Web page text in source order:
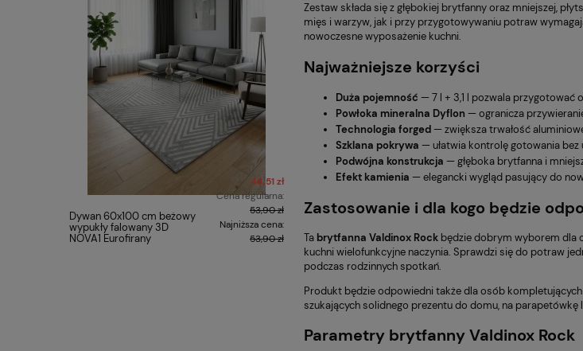
Dywan 60x100 cm beżowy
wypukły falowany 3D
NOVA1 Eurofirany
48,51 zł
Cena regularna:
53,90 zł
Najniższa cena:
53,90 zł
Dywan 80x150 cm srebrny
przecierany ANEMON
Eurofirany
163,71 zł
181,90 zł
181,90 zł
Villa
Zestaw składa się z głębokiej brytfanny oraz mniejszej,
mięs i warzyw, jak i przy przygotowywaniu potraw
nowoczesne wyposażenie kuchni.
Najważniejsze korzyści
Duża pojemność — 7 l + 3,1 l pozwala przygotować
Powłoka mineralna Dyflon — ogranicza
Technologia forged— zwiększa trwałość
Szklana pokrywa — ułatwia kontrolę gotowania bez
Podwójna konstrukcja — głęboka brytfanna i
Efekt kamienia — elegancki wygląd pasujący do
Zastosowanie i dla kogo będzie
Ta brytfanna Valdinox Rock będzie dobrym wyborem dla
kuchni wielofunkcyjne naczynia. Sprawdzi się do potraw
podczas rodzinnych spotkań.
Produkt będzie odpowiedni także dla osób
szukających solidnego prezentu do domu, na parapetówkę
Parametry brytfanny Valdinox Rock